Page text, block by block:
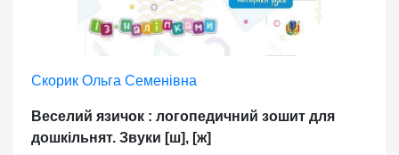
Скорик Ольга Семенівна
Веселий язичок : логопедичний зошит для
дошкільнят. Звуки [ш], [ж]